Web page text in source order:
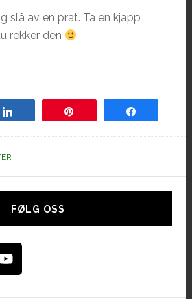
slå av en prat. Ta en kjapp
rekker den
FØLG OSS